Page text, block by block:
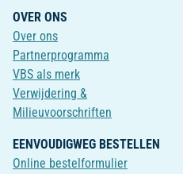
OVER ONS
Over ons
Partnerprogramma
VBS als merk
Verwijdering &
Milieuvoorschriften
EENVOUDIGWEG BESTELLEN
Online bestelformulier